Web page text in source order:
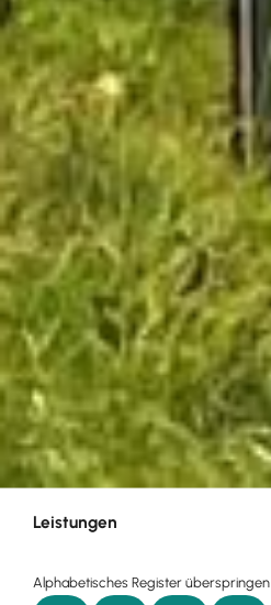
Leistungen
Alphabetisches Register überspringen